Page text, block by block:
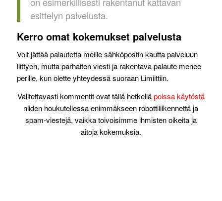
esittelyn palvelusta.
Kerro omat kokemukset palvelusta
Voit jättää palautetta meille sähköpostin kautta palveluun
liittyen, mutta parhaiten viesti ja rakentava palaute menee
perille, kun olette yhteydessä suoraan Limiittiin.
Valitettavasti kommentit ovat tällä hetkelläpoissa käytöstä
niiden houkutellessa enimmäkseen robottiliikennettä ja
spam-viestejä, vaikka toivoisimme ihmisten oikeita ja
aitoja kokemuksia.